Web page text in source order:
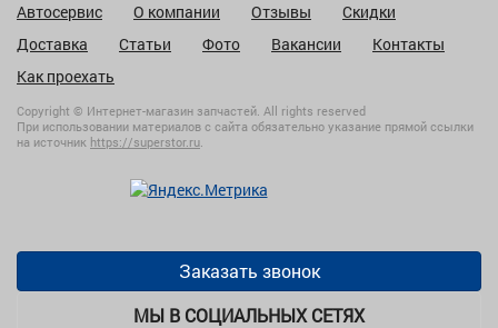
Автосервис
О компании Отзывы
Скидки
Доставка
Статьи Фото Вакансии
Контакты
Как проехать
Copyright © Интернет-магазин запчастей. All rights reserved
При использовании материалов с сайта обязательно указание прямой ссылки
на источник https://superstor.ru.
Заказать звонок
МЫ В СОЦИАЛЬНЫХ СЕТЯХ